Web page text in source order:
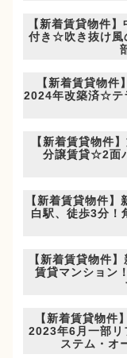
【新着賃貸物件
付き☆吹き抜け風
【新着賃貸物
2024年改築済☆
【新着賃貸物件
分譲賃貸☆2面
【新着賃貸物件
白駅、徒歩3分
【新着賃貸物件
賃貸マンション
【新着賃貸物件
2023年6月一部リ
ステム・オ